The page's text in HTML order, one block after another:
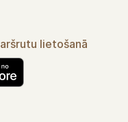
lietošanā